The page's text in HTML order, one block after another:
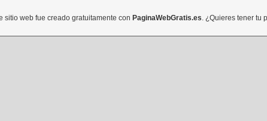
sitio web fue creado gratuitamente con PaginaWebGratis.es. ¿Quieres tener tu